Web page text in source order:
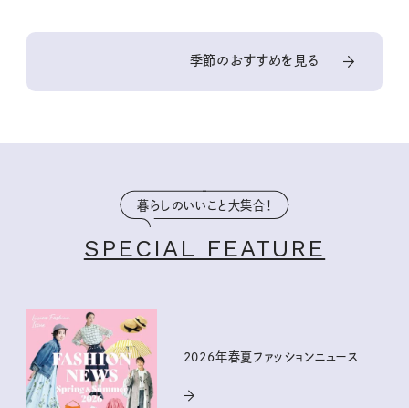
季節のおすすめを見る
暮らしのいいこと大集合！
SPECIAL FEATURE
2026年春夏ファッションニュース